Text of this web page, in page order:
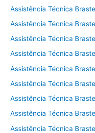
Assistência Técnica
Assistência Técnica
Assistência Técnica
Assistência Técnica
Assistência Técnica
Assistência Técnica
Assistência Técnica
Assistência Técnica
Assistência Técnica